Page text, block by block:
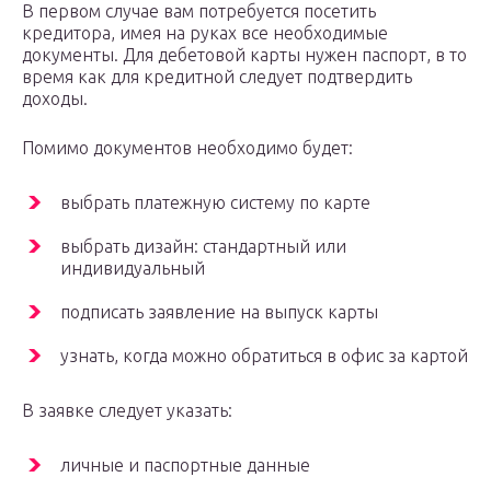
В первом случае вам потребуется посетить
кредитора, имея на руках все необходимые
документы. Для дебетовой карты нужен паспорт, в то
время как для кредитной следует подтвердить
доходы.
Помимо документов необходимо будет:
выбрать платежную систему по карте
выбрать дизайн: стандартный или
индивидуальный
подписать заявление на выпуск карты
узнать, когда можно обратиться в офис за картой
В заявке следует указать:
личные и паспортные данные